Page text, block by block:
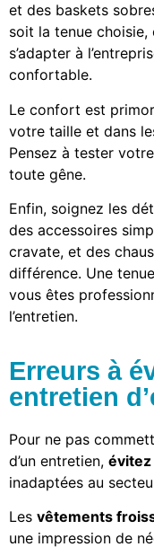
et des baskets
soit la tenue
s’adapter à
confortable.
Le confort est
votre taille et dans
Pensez à tester
toute gêne.
Enfin, soignez les
des accessoires
cravate, et des
différence. Une
vous êtes
l’entretien.
Erreurs à
entretien
Pour ne pas
d’un entretien,
inadaptées au
Les vêtements
une impression de